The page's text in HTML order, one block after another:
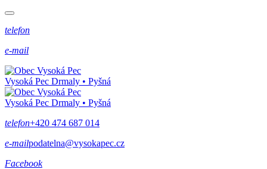
telefon
e-mail
Vysoká Pec Drmaly • Pyšná
Vysoká Pec Drmaly • Pyšná
telefon+420 474 687 014
e-mailpodatelna@vysokapec.cz
Facebook